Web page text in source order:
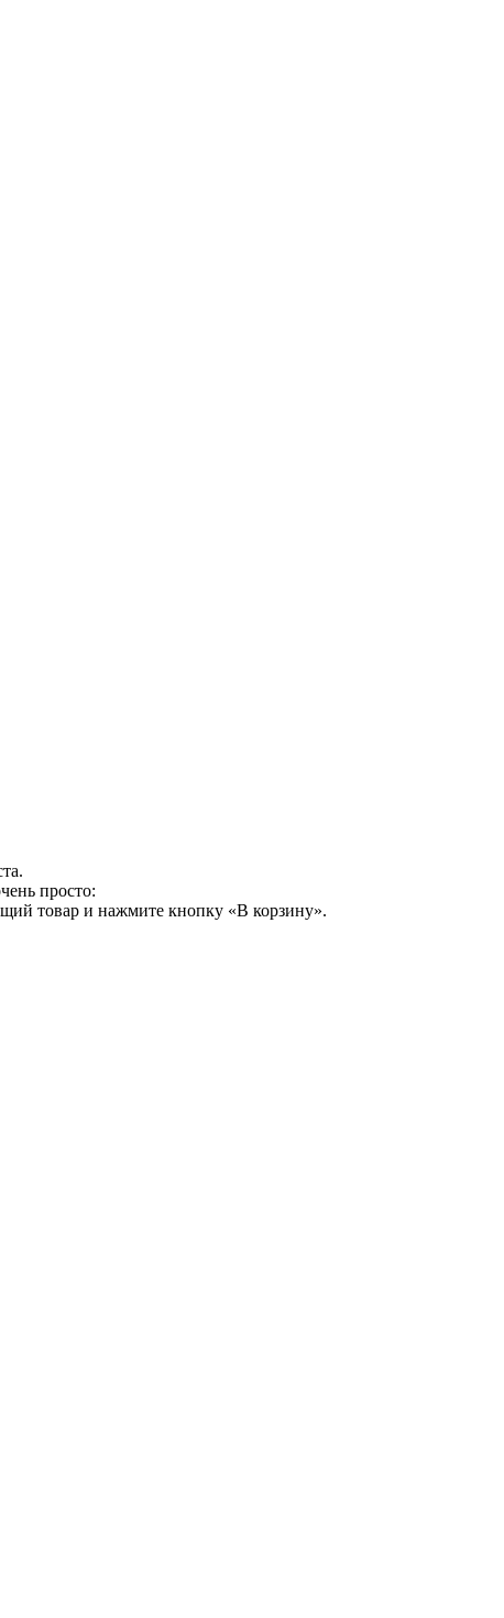
просто:
товар и нажмите кнопку «В корзину».